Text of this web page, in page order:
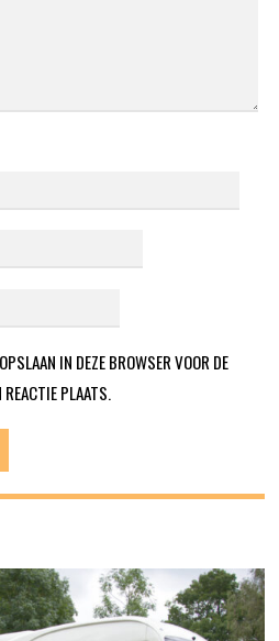
IN DEZE BROWSER VOOR DE
REACTIE PLAATS.